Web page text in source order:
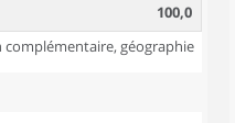
100,0
complémentaire, géographie